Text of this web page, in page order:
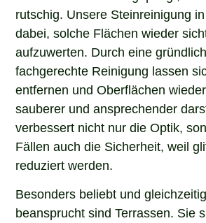
rutschig. Unsere Steinreinigung
dabei, solche Flächen wieder
aufzuwerten. Durch eine
fachgerechte Reinigung lassen
entfernen und Oberflächen
sauberer und ansprechender
verbessert nicht nur die Optik,
Fällen auch die Sicherheit, weil
reduziert werden.
Besonders beliebt und
beansprucht sind Terrassen. Sie